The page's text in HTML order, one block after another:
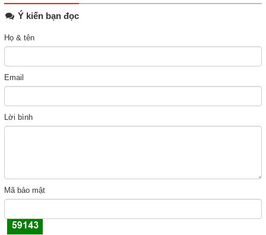
Ý kiến bạn đọc
Họ & tên
Email
Lời bình
Mã bảo mật